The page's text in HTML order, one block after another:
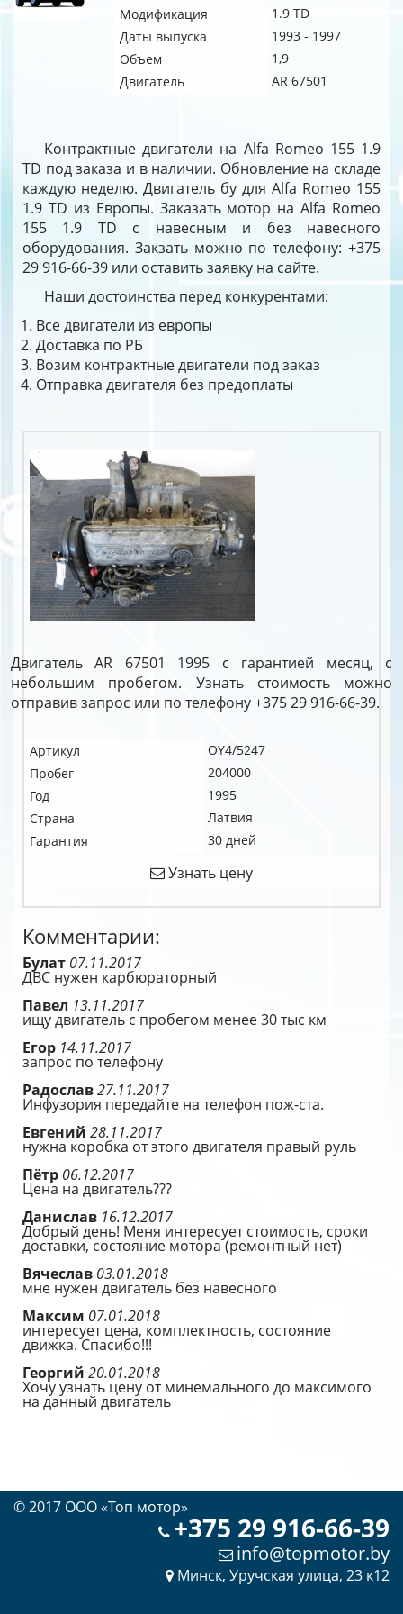
Модификация
1.9 TD
Даты выпуска
1993 - 1997
Объем
1,9
Двигатель
AR 67501
Контрактные двигатели на Alfa Romeo 155 1.9
TD под заказа и в наличии. Обновление на складе
каждую неделю. Двигатель бу для Alfa Romeo 155
1.9 TD из Европы. Заказать мотор на Alfa Romeo
155 1.9 TD с навесным и без навесного
оборудования. Закзать можно по телефону: +375
29 916-66-39 или оставить заявку на сайте.
Наши достоинства перед конкурентами:
Все двигатели из европы
Доставка по РБ
Возим контрактные двигатели под заказ
Отправка двигателя без предоплаты
Двигатель AR 67501 1995 с гарантией месяц, с
небольшим пробегом. Узнать стоимость можно
отправив запрос или по телефону +375 29 916-66-39.
Артикул
OY4/5247
Пробег
204000
Год
1995
Страна
Латвия
Гарантия
30 дней
Узнать цену
Комментарии:
Булат 07.11.2017
ДВС нужен карбюраторный
Павел 13.11.2017
ищу двигатель с пробегом менее 30 тыс км
Егор 14.11.2017
запрос по телефону
Радослав27.11.2017
Инфузория передайте на телефон пож-ста.
Евгений 28.11.2017
нужна коробка от этого двигателя правый руль
Пётр 06.12.2017
Цена на двигатель???
Данислав 16.12.2017
Добрый день! Меня интересует стоимость, сроки
доставки, состояние мотора (ремонтный нет)
Вячеслав 03.01.2018
мне нужен двигатель без навесного
Максим 07.01.2018
интересует цена, комплектность, состояние
движка. Спасибо!!!
Георгий 20.01.2018
Хочу узнать цену от минемального до максимого
на данный двигатель
© 2017 OOO «Топ мотор»
+375 29 916-66-39
info@topmotor.by
Минск, Уручская улица, 23 к12